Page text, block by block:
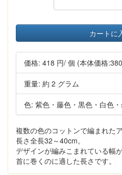
カートに
価格: 418 円/ 個 (本体価格
重量: 約 2 グラム
色: 紫色・藤色・黒色・白色
複数の色のコットンで編まれた
長さ全長32～40cm。
デザインが編みこまれている幅
首に巻くのに適した長さです。